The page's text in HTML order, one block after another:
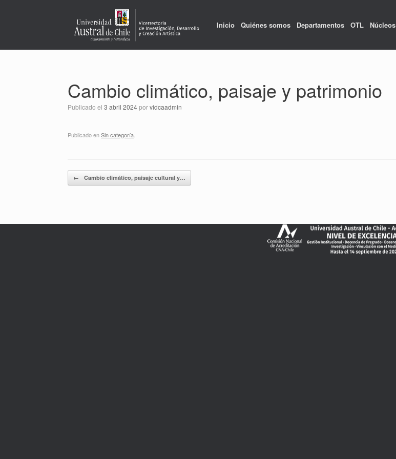
Inicio Quiénes somos Departamentos OTL Núcleos
Cambio climático, paisaje y patrimonio
Publicado el 3 abril 2024porvidcaadmin
Publicado enSin categoría
Navegador de artículos
← Cambio climático, paisaje cultural y…